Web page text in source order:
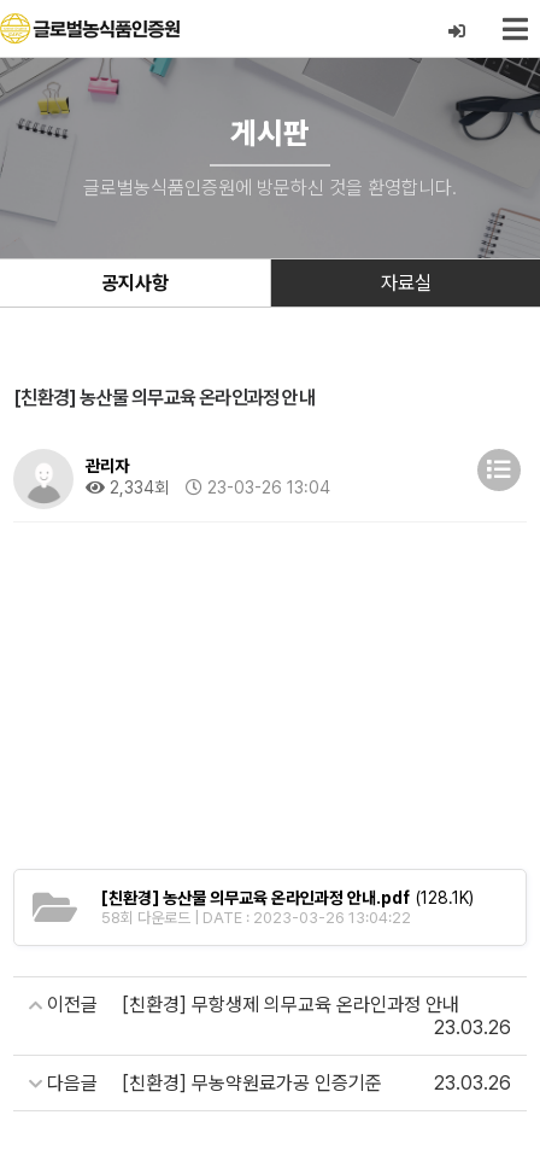
게시판
글로벌농식품인증원에 방문하신 것을 환영합니다.
공지사항 자료실
[친환경] 농산물 의무교육 온라인과정 안내
관리자
2,334회
23-03-26 13:04
[친환경] 농산물 의무교육 온라인과정 안내.pdf (128.1K)
58회 다운로드 | DATE : 2023-03-26 13:04:22
이전글
[친환경] 무항생제 의무교육 온라인과정 안내
23.03.26
다음글 [친환경] 무농약원료가공 인증기준 23.03.26